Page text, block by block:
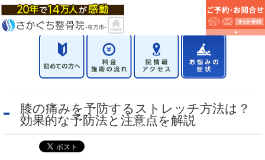
​膝の痛みを予防するストレッチ方法は？
効果的な予防法と注意点を解説​